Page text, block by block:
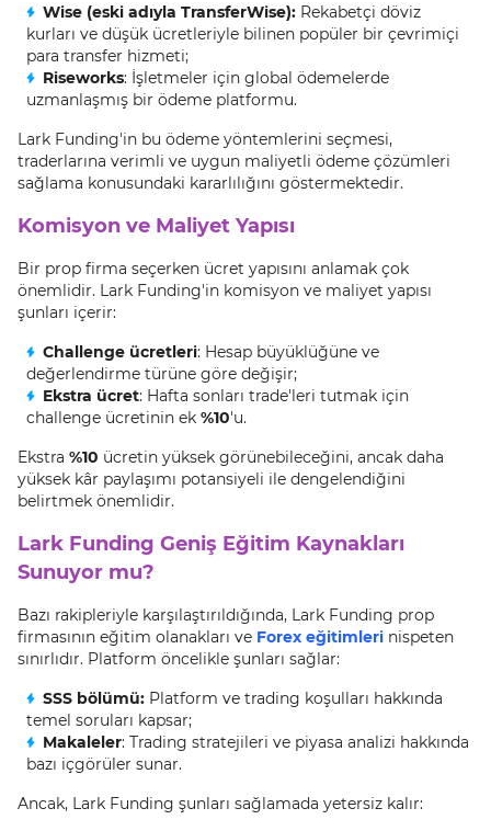
Wise (eski adıyla TransferWise): Rekabetçi döviz
kurları ve düşük ücretleriyle bilinen popüler bir çevrimiçi
para transfer hizmeti;
Riseworks: İşletmeler için global ödemelerde
uzmanlaşmış bir ödeme platformu.
Lark Funding'in bu ödeme yöntemlerini seçmesi,
traderlarına verimli ve uygun maliyetli ödeme çözümleri
sağlama konusundaki kararlılığını göstermektedir.
Komisyon ve Maliyet Yapısı
Bir prop firma seçerken ücret yapısını anlamak çok
önemlidir. Lark Funding'in komisyon ve maliyet yapısı
şunları içerir:
Challenge ücretleri: Hesap büyüklüğüne ve
değerlendirme türüne göre değişir;
Ekstra ücret: Hafta sonları trade'leri tutmak için
challenge ücretinin ek %10'u.
Ekstra %10 ücretin yüksek görünebileceğini, ancak daha
yüksek kâr paylaşımı potansiyeli ile dengelendiğini
belirtmek önemlidir.
Lark Funding Geniş Eğitim Kaynakları
Sunuyor mu?
Bazı rakipleriyle karşılaştırıldığında, Lark Funding prop
firmasının eğitim olanakları ve Forex eğitimleri nispeten
sınırlıdır. Platform öncelikle şunları sağlar:
SSS bölümü: Platform ve trading koşulları hakkında
temel soruları kapsar;
Makaleler: Trading stratejileri ve piyasa analizi hakkında
bazı içgörüler sunar.
Ancak, Lark Funding şunları sağlamada yetersiz kalır: